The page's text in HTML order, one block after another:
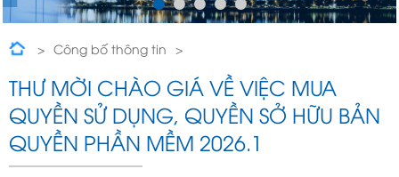
Công bố thông tin
Thư mời chào giá về việc mua quyền sử dụng, quyền sở hữu
bản quyền phần mềm 2026.1
THƯ MỜI CHÀO GIÁ VỀ VIỆC MUA
QUYỀN SỬ DỤNG, QUYỀN SỞ HỮU BẢN
QUYỀN PHẦN MỀM 2026.1